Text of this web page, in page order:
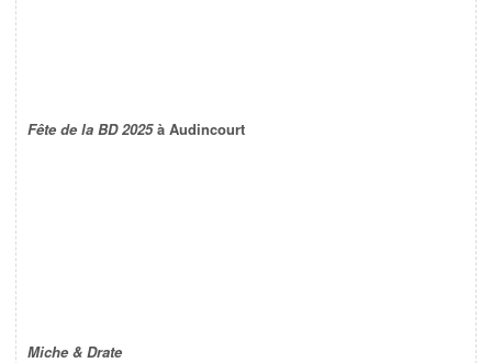
Fête de la BD 2025à Audincourt
Miche & Drate